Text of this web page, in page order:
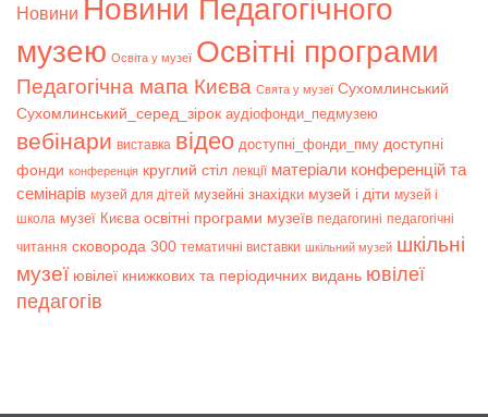
Новини Новини Педагогічного
музею Освіта у музеї Освітні програми
Педагогічна мапа Києва Свята у музеї Сухомлинський
Сухомлинський_серед_зірок аудіофонди_педмузею
вебінари виставка відео доступні_фонди_пму доступні
фонди конференція круглий стіл лекції матеріали конференцій та
семінарів музей для дітей музейні знахідки музей і діти музей і
школа музеї Києва освітні програми музеїв педагогині педагогічні
читання сковорода 300 тематичні виставки шкільний музей шкільні
музеї ювілеї книжкових та періодичних видань ювілеї
педагогів